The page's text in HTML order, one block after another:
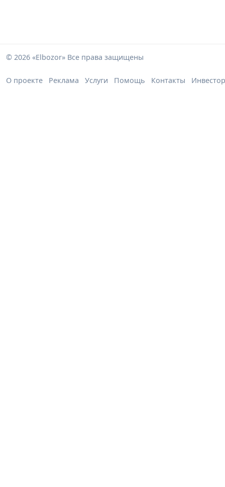
© 2026 «Elbozor» Все права защищены
О проекте Реклама Услуги Помощь Контакты